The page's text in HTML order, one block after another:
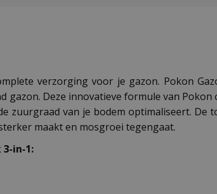
verzorging voor je gazon. Pokon
gazon. Deze innovatieve formule van
zuurgraad van je bodem optimaliseert.
maakt en mosgroei tegengaat.
in-1: